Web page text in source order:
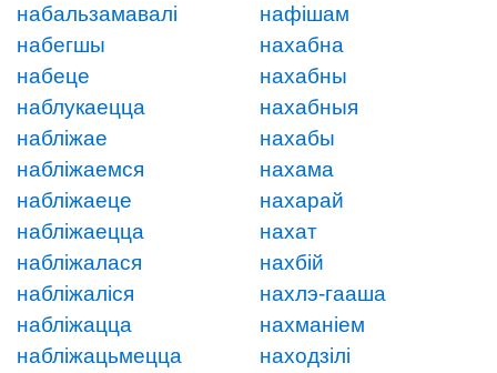
набальзамавалі
набегшы
набеце
наблукаецца
набліжае
набліжаемся
набліжаеце
набліжаецца
набліжалася
набліжаліся
набліжацца
набліжацьмецца
нафішам
нахабна
нахабны
нахабныя
нахабы
нахама
нахарай
нахат
нахбій
нахлэ-гааша
нахманіем
находзілі